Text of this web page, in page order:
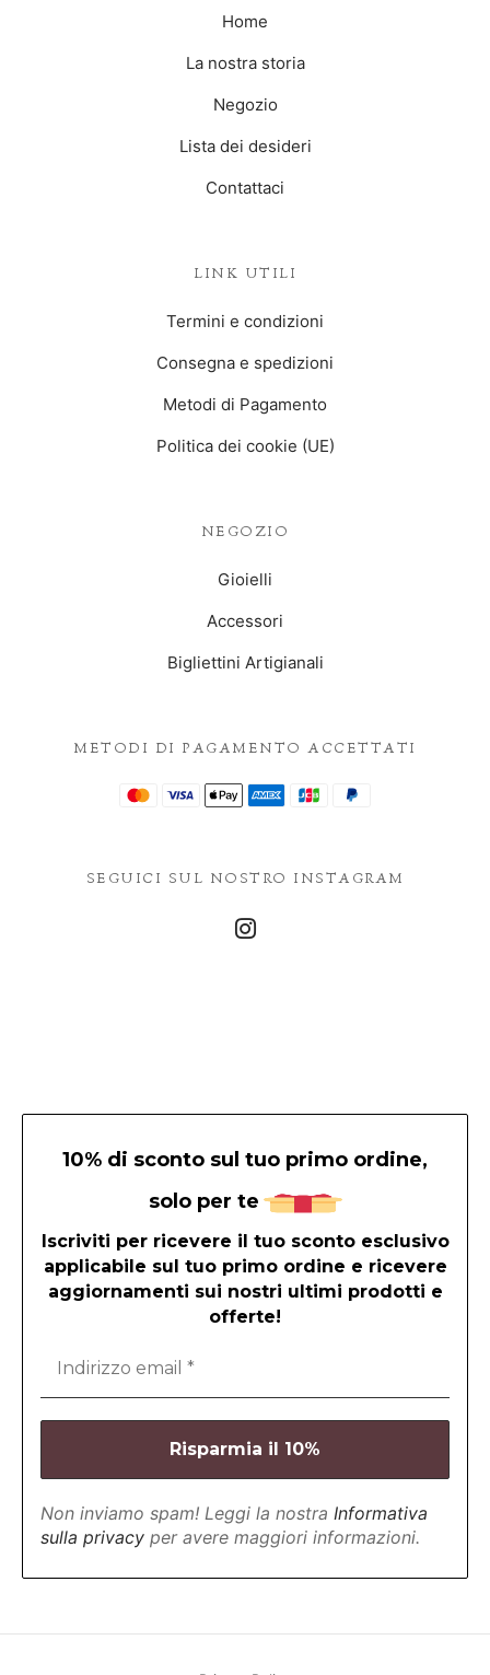
METODI DI PAGAMENTO ACCETTATI
SEGUICI SUL NOSTRO INSTAGRAM
LINK UTILI
Termini e condizioni
Consegna e spedizioni
Metodi di Pagamento
Politica dei cookie (UE)
NEGOZIO
Gioielli
Accessori
Bigliettini Artigianali
Home
La nostra storia
Negozio
Lista dei desideri
Contattaci
10% di sconto sul tuo primo ordine,
solo per te
Iscriviti per ricevere il tuo sconto esclusivo
applicabile sul tuo primo ordine e ricevere
aggiornamenti sui nostri ultimi prodotti e
offerte!
Non inviamo spam! Leggi la nostra Informativa
sulla privacy per avere maggiori informazioni.